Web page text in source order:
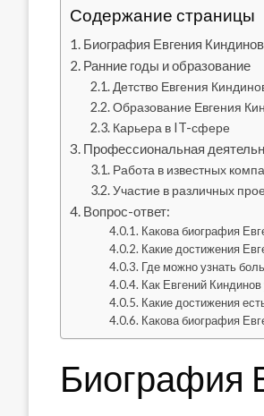
Содержание страницы
Биография Евгения
Ранние годы и образование
Детство Евгения
Образование Евгения
Карьера в IT-сфере
Профессиональная
Работа в известных
Участие в различных
Вопрос-ответ:
Какова биография
Какие достижения
Где можно узнать
Как Евгений
Какие достижения
Какова биография
Биография